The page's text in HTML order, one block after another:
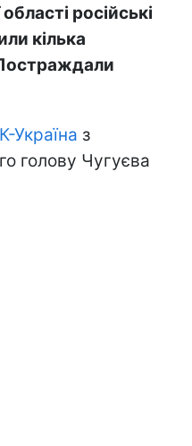
російські
кілька
Україна з
голову Чугуєва